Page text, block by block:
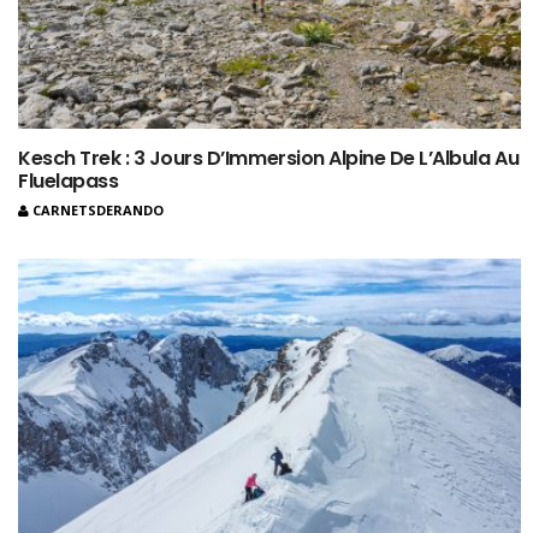
Kesch Trek : 3 Jours D’Immersion Alpine De L’Albula Au
Fluelapass
CARNETSDERANDO